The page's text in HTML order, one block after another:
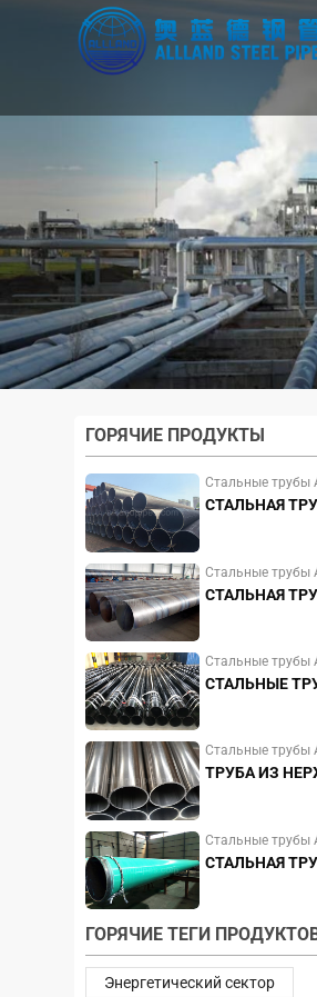
ГОРЯЧИЕ ПРОДУКТЫ
Стальные трубы
СТАЛЬНАЯ
Стальные трубы
СТАЛЬНАЯ
Стальные трубы
СТАЛЬНЫЕ
Стальные трубы
ТРУБА ИЗ
Стальные трубы
СТАЛЬНАЯ
ГОРЯЧИЕ ТЕГИ
Энергетический сектор